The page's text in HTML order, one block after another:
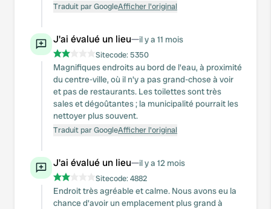
Traduit par GoogleAfficher l'original
J'ai évalué un lieu—il y a 11 mois
Sitecode:5350
Magnifiques endroits au bord de l'eau, à proximité
du centre-ville, où il n'y a pas grand-chose à voir
et pas de restaurants. Les toilettes sont très
sales et dégoûtantes ; la municipalité pourrait les
nettoyer plus souvent.
Traduit par GoogleAfficher l'original
J'ai évalué un lieu—il y a 12 mois
Sitecode:4882
Endroit très agréable et calme. Nous avons eu la
chance d'avoir un emplacement plus grand à